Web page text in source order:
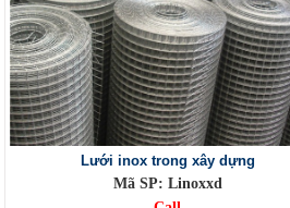
Lưới inox trong xây dựng
Mã SP: Linoxxd